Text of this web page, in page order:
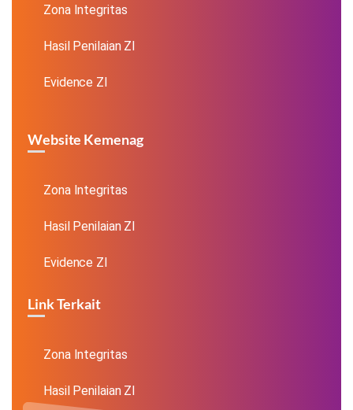
Zona Integritas
Hasil Penilaian ZI
Evidence ZI
Website Kemenag
Zona Integritas
Hasil Penilaian ZI
Evidence ZI
Link Terkait
Zona Integritas
Hasil Penilaian ZI